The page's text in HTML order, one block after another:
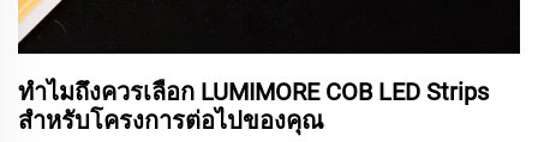
ทำไมถึงควรเลือก LUMIMORE COB LED Strips
สำหรับโครงการต่อไปของคุณ